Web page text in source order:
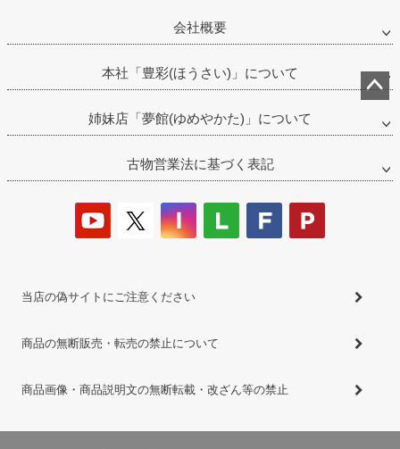
ジト
会社概要
本社「豊彩(ほうさい)」について
姉妹店「夢館(ゆめやかた)」について
古物営業法に基づく表記
当店の偽サイトにご注意ください
商品の無断販売・転売の禁止について
商品画像・商品説明文の無断転載・改ざん等の禁止